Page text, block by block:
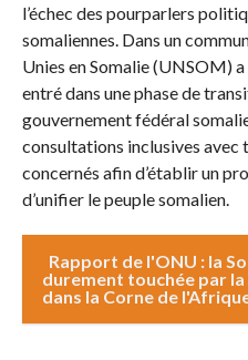
l’échec des pourparlers
somaliennes. Dans un
Unies en Somalie (UNSOM)
entré dans une phase de
gouvernement fédéral
consultations inclusives avec
concernés afin d’établir un
d’unifier le peuple somalien.
Rapport de l'ONU : la
durement touchée par la
dans la Corne de